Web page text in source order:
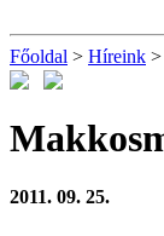
Főoldal > Híreink >
2011. 09. 25.